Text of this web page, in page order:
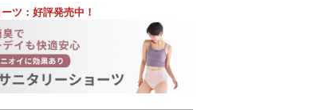
ツ：好評発売中！